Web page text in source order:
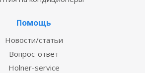
Помощь
Новости/статьи
Вопрос-ответ
Holner-service